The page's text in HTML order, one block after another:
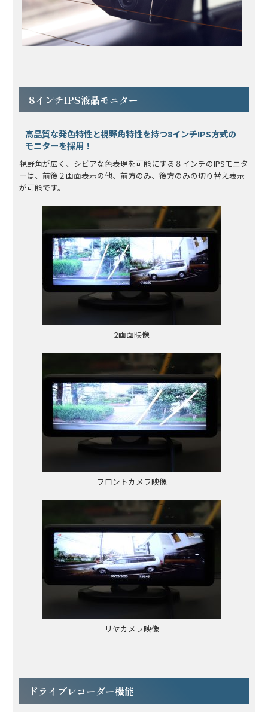
8インチIPS液晶モニター
高品質な発色特性と視野角特性を持つ8インチIPS方式の
モニターを採用！
視野角が広く、シビアな色表現を可能にする８インチのIPSモニタ
ーは、前後２画面表示の他、前方のみ、後方のみの切り替え表示
が可能です。
2画面映像
フロントカメラ映像
リヤカメラ映像
ドライブレコーダー機能